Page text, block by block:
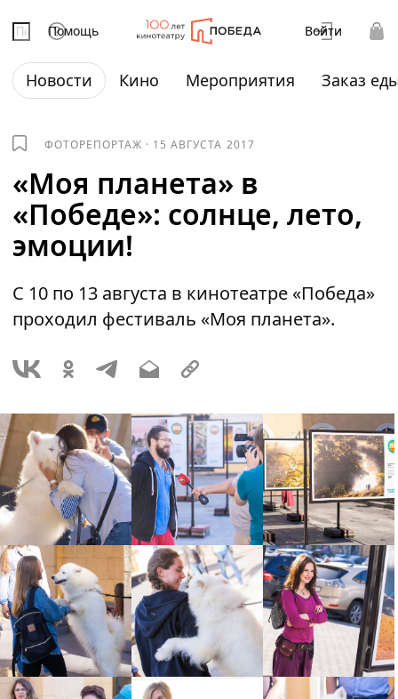
Помощь Войти
Новости Кино Мероприятия Заказ
ФОТОРЕПОРТАЖ · 15 АВГУСТА 2017
«Моя планета» в
«Победе»: солнце, лето,
эмоции!
С 10 по 13 августа в кинотеатре «Победа»
проходил фестиваль «Моя планета».